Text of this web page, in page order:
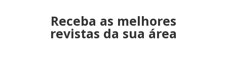
Receba as melhores
revistas da sua área